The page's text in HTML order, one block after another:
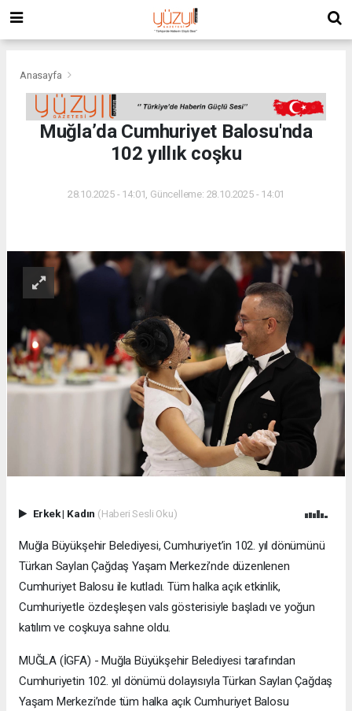
Anasayfa
Muğla’da Cumhuriyet Balosu'nda
102 yıllık coşku
28.10.2025 - 14:01, Güncelleme: 28.10.2025 - 14:01
Erkek| Kadın (Haberi Sesli Oku)
Muğla Büyükşehir Belediyesi, Cumhuriyet’in 102. yıl dönümünü
Türkan Saylan Çağdaş Yaşam Merkezi’nde düzenlenen
Cumhuriyet Balosu ile kutladı. Tüm halka açık etkinlik,
Cumhuriyetle özdeşleşen vals gösterisiyle başladı ve yoğun
katılım ve coşkuya sahne oldu.
MUĞLA (İGFA) - Muğla Büyükşehir Belediyesi tarafından
Cumhuriyetin 102. yıl dönümü dolayısıyla Türkan Saylan Çağdaş
Yaşam Merkezi’nde tüm halka açık Cumhuriyet Balosu